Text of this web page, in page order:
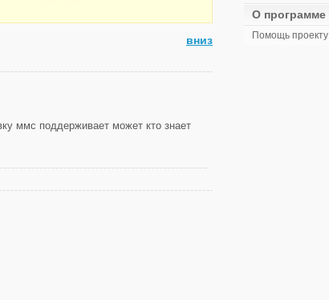
О программе
Помощь проекту
вниз
ммс поддерживает может кто знает